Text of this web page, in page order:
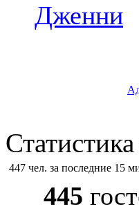
Дженни
447 чел. за последние 15
445